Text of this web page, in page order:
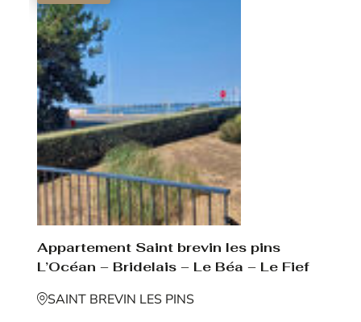
Appartement Saint brevin les pins
L’Océan – Bridelais – Le Béa – Le Fief
SAINT BREVIN LES PINS